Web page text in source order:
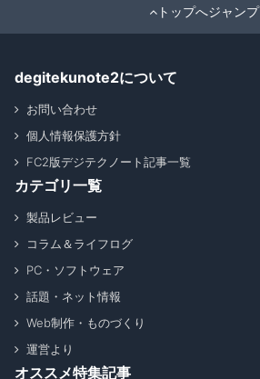
トップへジャンプ
degitekunote2について
お問い合わせ
個人情報保護方針
FC2版デジテクノート記事一覧
カテゴリ一覧
製品レビュー
コラム＆ライフログ
PC・ソフトウェア
話題・ネット情報
Web制作・ものづくり
運営より
オススメ特集記事